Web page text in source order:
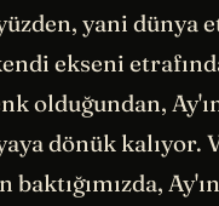
yani dünya
ekseni
olduğundan,
dönük kalıyor.